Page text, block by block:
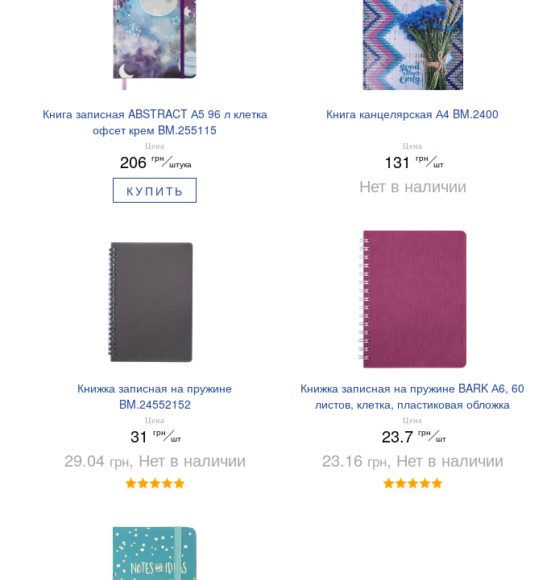
Книга записная ABSTRACT А5 96 л клетка
офсет крем BM.255115
Цена
206 грн
штука
КУПИТЬ
Книга канцелярская А4 BM.2400
Цена
131 грн
шт
Нет в наличии
Книжка записная на пружине
BM.24552152
Цена
31 грн
шт
29.04 грн, Нет в наличии
Книжка записная на пружине BARK А6, 60
листов, клетка, пластиковая обложка
BUROMAX BM.24654154
Цена
23.7 грн
шт
23.16 грн, Нет в наличии